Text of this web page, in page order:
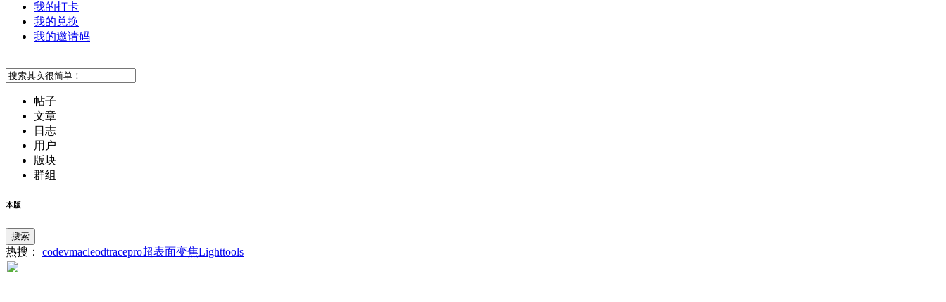
我的打卡
我的兑换
我的邀请码
帖子
文章
日志
用户
版块
群组
本版
搜索
热搜： codevmacleodtracepro超表面变焦Lighttools